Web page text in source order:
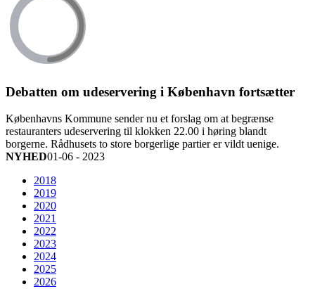
Debatten om udeservering i København fortsætter
Københavns Kommune sender nu et forslag om at begrænse
restauranters udeservering til klokken 22.00 i høring blandt
borgerne. Rådhusets to store borgerlige partier er vildt uenige.
NYHED01-06 - 2023
2018
2019
2020
2021
2022
2023
2024
2025
2026